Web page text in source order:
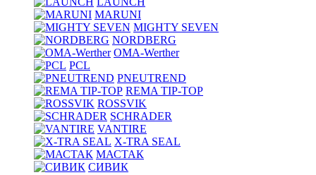
MARUNI
MIGHTY SEVEN
NORDBERG
OMA-Werther
PCL
PNEUTREND
REMA TIP-TOP
ROSSVIK
SCHRADER
VANTIRE
X-TRA SEAL
МАСТАК
СИВИК